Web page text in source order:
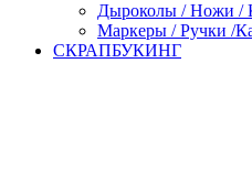
Дыроколы / Ножи /
Маркеры / Ручки /
СКРАПБУКИНГ